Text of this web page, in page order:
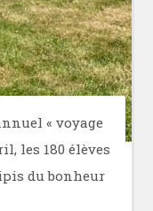
« voyage
les 180 élèves
du bonheur